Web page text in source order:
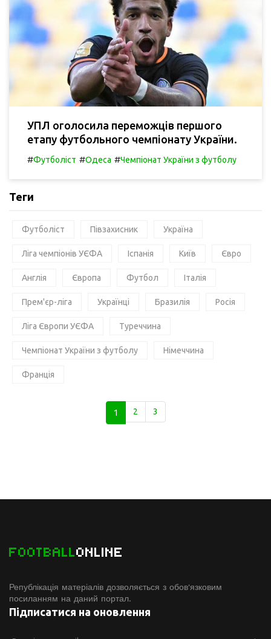
УПЛ оголосила переможців першого
етапу футбольного чемпіонату України.
#Футболіст #Одеса #Чемпіонат України з футболу
Теги
Футболіст Півзахисник Україна
Ліга чемпіонів УЄФА Іспанія Київ Євро
Англія Європа Футбол Італія
Прем'єр-ліга Українці Бразилія Росія
Ліга Європи УЄФА Туреччина
Чемпіонат України з футболу Німеччина
Франція
1 2 3
FOOTBALLONLINE
Републікація матеріалів дозволяється з обов'язковим
посиланням на даний портал.
Підписатися на оновлення